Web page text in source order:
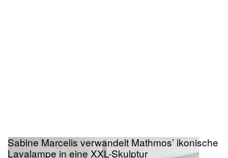
Sabine Marcelis verwandelt Mathmos’ ikonische
Lavalampe in eine XXL-Skulptur